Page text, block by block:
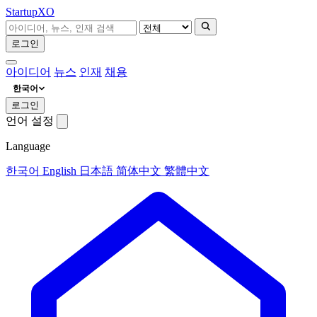
StartupXO
로그인
아이디어 뉴스 인재 채용
한국어
로그인
언어 설정
Language
한국어 English 日本語 简体中文 繁體中文